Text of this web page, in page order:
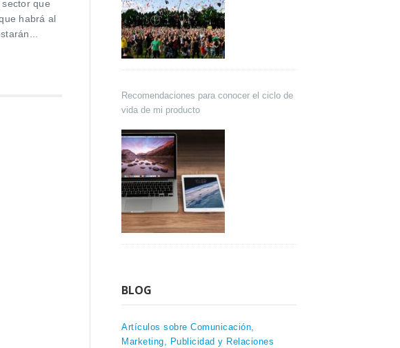
que
habrá al
Recomendaciones para conocer el ciclo de
vida de mi producto
BLOG
Artículos sobre Comunicación,
Marketing, Publicidad y Relaciones